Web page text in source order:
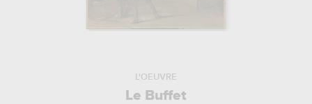
L'OEUVRE
Le Buffet